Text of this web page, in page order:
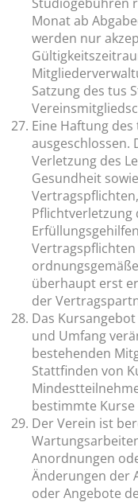
Monat ab
werden nur
Satzung des tus
Eine Haftung
ausgeschlossen.
Verletzung des
Gesundheit
Pflichtverletzung
überhaupt erst
der
Das
und Umfang
bestehenden
Stattfinden von
bestimmte
Der Verein ist
Anordnungen
Änderungen der
oder Angebote